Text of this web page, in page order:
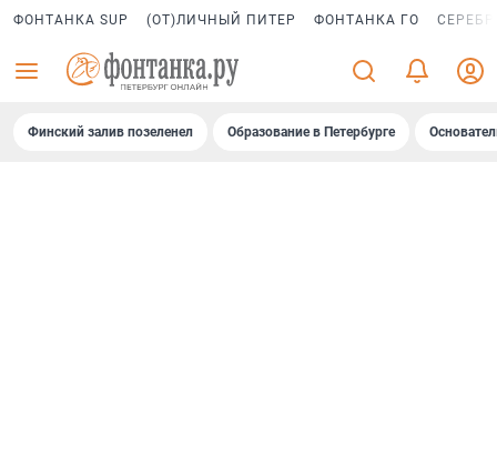
ФОНТАНКА SUP (ОТ)ЛИЧНЫЙ ПИТЕР ФОНТАНКА ГО
Финский залив позеленел Образование в Петербурге